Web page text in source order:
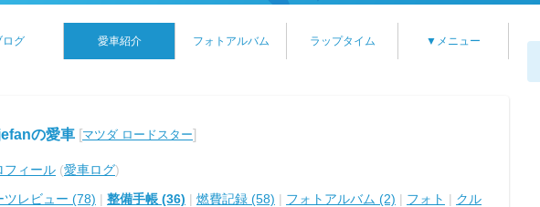
ログ 愛車紹介 フォトアルバム ラップタイム ▼メニュー
の愛車 [マツダ ロードスター]
フィール (愛車ログ)
ツレビュー (78) | 整備手帳 (36) | 燃費記録 (58) | フォトアルバム (2) | フォト | クル